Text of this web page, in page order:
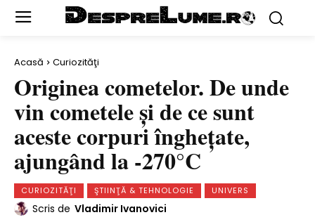
Acasă Curiozităţi
Originea cometelor. De unde
vin cometele şi de ce sunt
aceste corpuri îngheţate,
ajungând la -270°C
CURIOZITĂŢI ŞTIINŢĂ & TEHNOLOGIE UNIVERS
Scris de Vladimir Ivanovici